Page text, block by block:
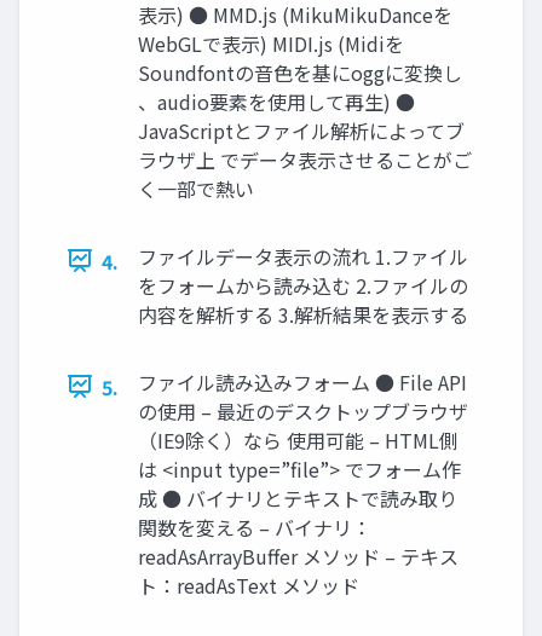
表示) ● MMD.js (MikuMikuDanceを
WebGLで表示) MIDI.js (Midiを
Soundfontの音色を基にoggに変換し
、audio要素を使用して再生) ●
JavaScriptとファイル解析によってブ
ラウザ上 でデータ表示させることがご
く一部で熱い
4.
ファイルデータ表示の流れ 1.ファイル
をフォームから読み込む 2.ファイルの
内容を解析する 3.解析結果を表示する
5.
ファイル読み込みフォーム ● File API
の使用 – 最近のデスクトップブラウザ
（IE9除く）なら 使用可能 – HTML側
は <input type=”file”> でフォーム作
成 ● バイナリとテキストで読み取り
関数を変える – バイナリ：
readAsArrayBuffer メソッド – テキス
ト：readAsText メソッド